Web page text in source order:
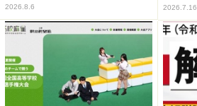
2026.8.6 2026.7.16